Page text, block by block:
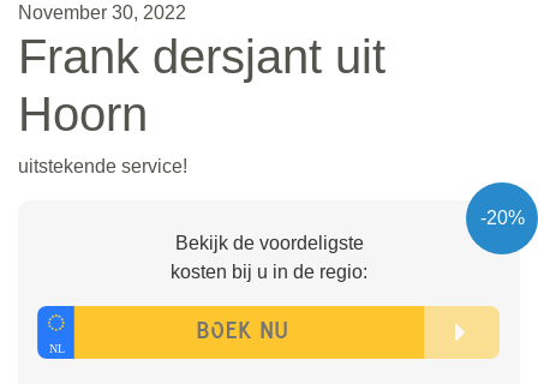
November 30, 2022
Frank dersjant uit
Hoorn
uitstekende service!
-20%
Bekijk de voordeligste
kosten bij u in de regio: